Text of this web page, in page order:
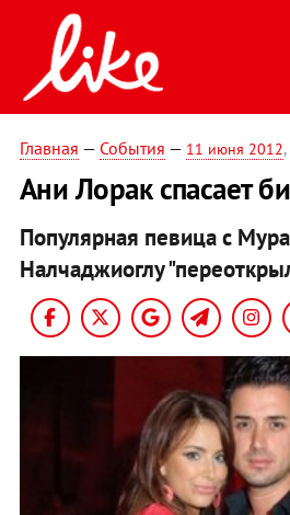
Главная — События — 11 июня 2012
Ани Лорак спасает
Популярная певица с
Налчаджиоглу